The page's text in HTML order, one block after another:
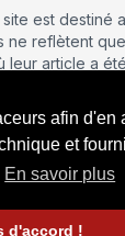
afin d'en
et
En savoir plus
d'accord !
site est destiné
ne reflètent
leur article a
intervention
examen
justifier
d'un
–